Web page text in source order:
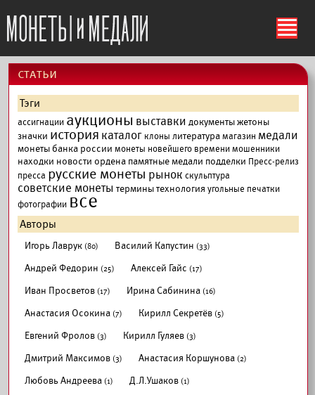
ś
cтатьи
Тэги
ассигнации аукционы выставки документыжетоны
значки история каталог клоны литературамагазин медали
монеты банка россии монеты новейшего временимошенники
находки новости ордена памятные медали подделки Пресс-релиз
пресса русские монеты рынок скульптура
советские монеты терминытехнология угольные печатки
фотографии все
Авторы
Игорь Лаврук (80) Василий Капустин (33)
Андрей Федорин (25) Алексей Гайс (17)
Иван Просветов (17) Ирина Сабинина (16)
Анастасия Осокина (7) Кирилл Секретёв (5)
Евгений Фролов (3) Кирилл Гуляев (3)
Дмитрий Максимов (3) Анастасия Коршунова (2)
Любовь Андреева (1) Д.Л.Ушаков (1)